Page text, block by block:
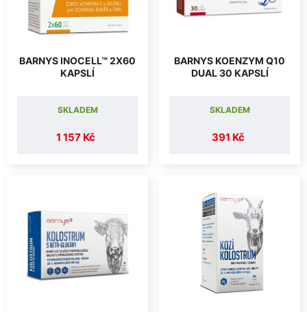
BARNYS INOCELL™ 2X60
KAPSLÍ
1 157 Kč
SKLADEM
BARNYS KOENZYM Q10
DUAL 30 KAPSLÍ
391 Kč
SKLADEM